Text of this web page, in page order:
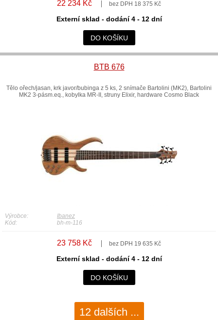
22 234 Kč bez DPH 18 375 Kč
Externí sklad - dodání 4 - 12 dní
DO KOŠÍKU
BTB 676
Tělo ořech/jasan, krk javor/bubinga z 5 ks, 2 snímače Bartolini (MK2), Bartolini
MK2 3-pásm.eq., kobylka MR-II, struny Elixir, hardware Cosmo Black
Výrobce:
Ibanez
Kód:
bh-m-116
23 758 Kč bez DPH 19 635 Kč
Externí sklad - dodání 4 - 12 dní
DO KOŠÍKU
12 dalších ...